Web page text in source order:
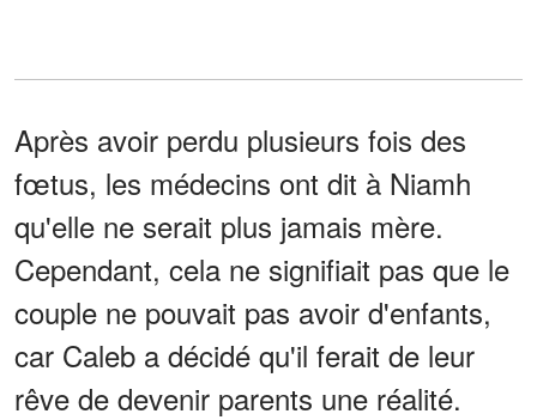
Après avoir perdu plusieurs fois des
fœtus, les médecins ont dit à Niamh
qu'elle ne serait plus jamais mère.
Cependant, cela ne signifiait pas que le
couple ne pouvait pas avoir d'enfants,
car Caleb a décidé qu'il ferait de leur
rêve de devenir parents une réalité.